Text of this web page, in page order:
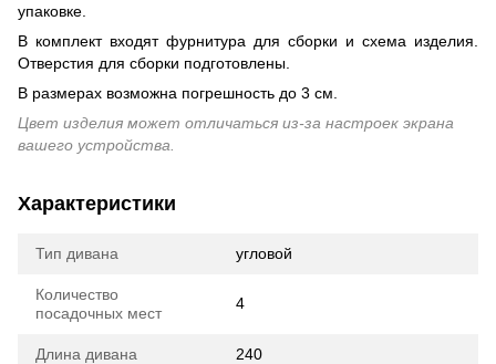
упаковке.
В комплект входят фурнитура для сборки и схема изделия.
Отверстия для сборки подготовлены.
В размерах возможна погрешность до 3 см.
Цвет изделия может отличаться из-за настроек экрана
вашего устройства.
Характеристики
Тип дивана угловой
Количество
посадочных мест
4
Длина дивана 240